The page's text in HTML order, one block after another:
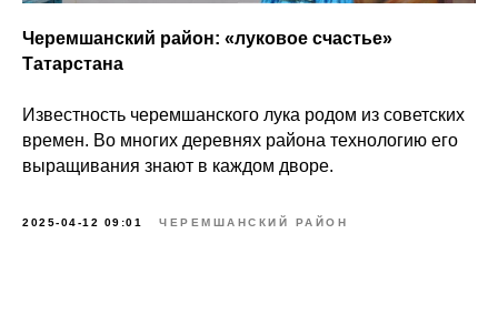
Черемшанский район: «луковое счастье»
Татарстана
Известность черемшанского лука родом из советских
времен. Во многих деревнях района технологию его
выращивания знают в каждом дворе.
2025-04-12 09:01 ЧЕРЕМШАНСКИЙ РАЙОН